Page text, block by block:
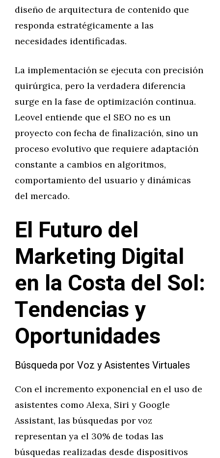
diseño de arquitectura de contenido que
responda estratégicamente a las
necesidades identificadas.
La implementación se ejecuta con precisión
quirúrgica, pero la verdadera diferencia
surge en la fase de optimización continua.
Leovel entiende que el SEO no es un
proyecto con fecha de finalización, sino un
proceso evolutivo que requiere adaptación
constante a cambios en algoritmos,
comportamiento del usuario y dinámicas
del mercado.
El Futuro del
Marketing Digital
en la Costa del Sol:
Tendencias y
Oportunidades
Búsqueda por Voz y Asistentes Virtuales
Con el incremento exponencial en el uso de
asistentes como Alexa, Siri y Google
Assistant, las búsquedas por voz
representan ya el 30% de todas las
búsquedas realizadas desde dispositivos